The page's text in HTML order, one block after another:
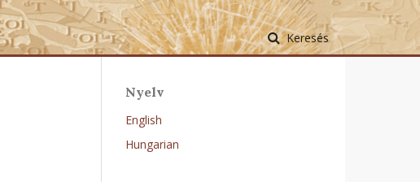
Keresés
Nyelv
English
Hungarian